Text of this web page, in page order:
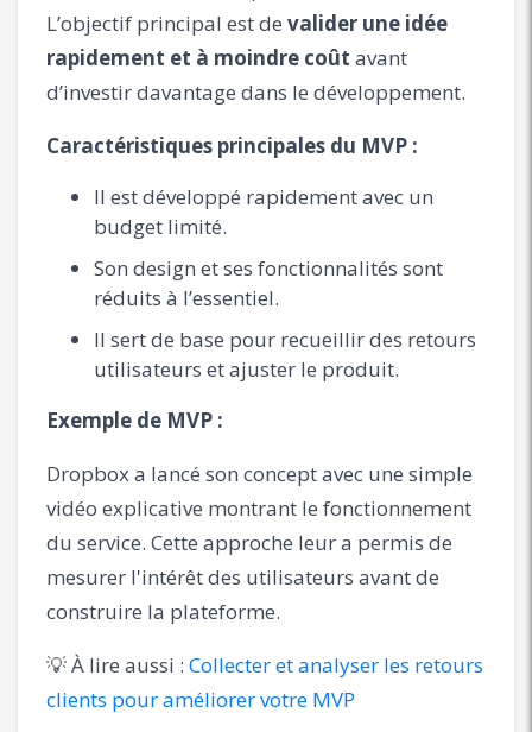
L’objectif principal est de valider une idée
rapidement et à moindre coût avant
d’investir davantage dans le développement.
Caractéristiques principales du MVP :
Il est développé rapidement avec un
budget limité.
Son design et ses fonctionnalités sont
réduits à l’essentiel.
Il sert de base pour recueillir des retours
utilisateurs et ajuster le produit.
Exemple de MVP :
Dropbox a lancé son concept avec une simple
vidéo explicative montrant le fonctionnement
du service. Cette approche leur a permis de
mesurer l'intérêt des utilisateurs avant de
construire la plateforme.
💡 À lire aussi : Collecter et analyser les retours
clients pour améliorer votre MVP